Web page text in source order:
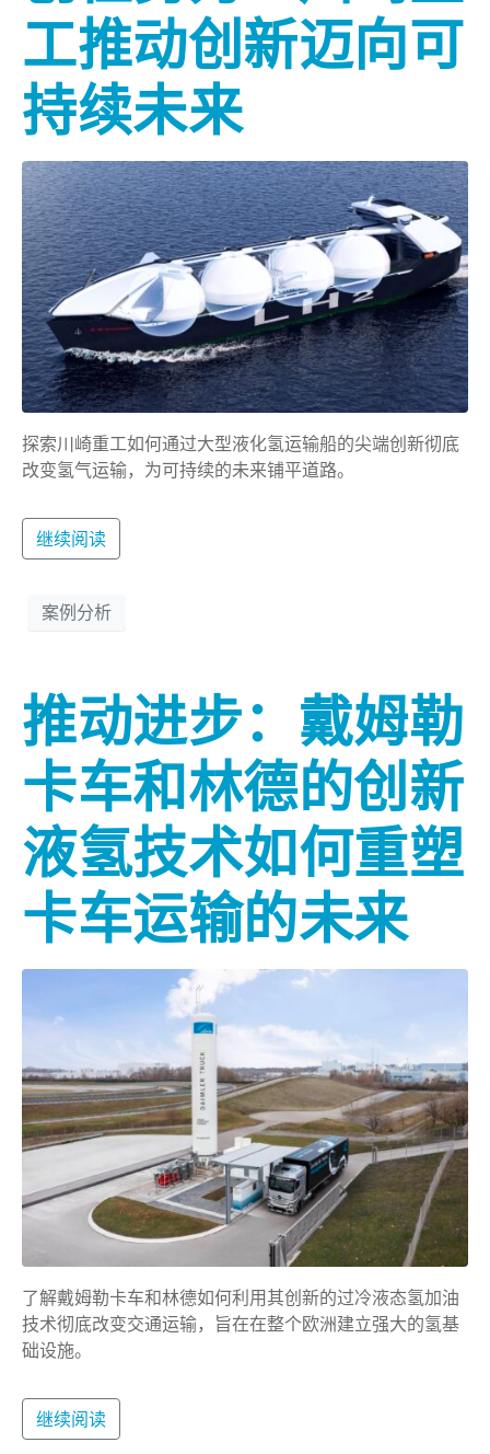
工推动创新迈向可
持续未来
探索川崎重工如何通过大型液化氢运输船的尖端创新彻底
改变氢气运输，为可持续的未来铺平道路。
继续阅读
案例分析
推动进步：戴姆勒
卡车和林德的创新
液氢技术如何重塑
卡车运输的未来
了解戴姆勒卡车和林德如何利用其创新的过冷液态氢加油
技术彻底改变交通运输，旨在在整个欧洲建立强大的氢基
础设施。
继续阅读